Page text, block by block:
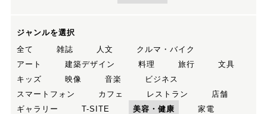
ジャンルを選択
全て
雑誌 人文
クルマ・バイク
アート
建築デザイン 料理 旅行
文具
キッズ
映像 音楽
ビジネス
スマートフォン
カフェ レストラン
店舗
ギャラリー
T-SITE 美容・健康
家電